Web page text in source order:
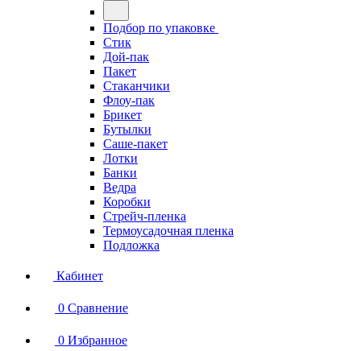
Подбор по упаковке
Стик
Дой-пак
Пакет
Стаканчики
Флоу-пак
Брикет
Бутылки
Саше-пакет
Лотки
Банки
Ведра
Коробки
Стрейч-пленка
Термоусадочная пленка
Подложка
Кабинет
0 Сравнение
0 Избранное